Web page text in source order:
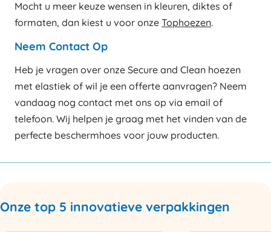
Mocht u meer keuze wensen in kleuren, diktes of
formaten, dan kiest u voor onze Tophoezen.
Neem Contact Op
Heb je vragen over onze Secure and Clean hoezen
met elastiek of wil je een offerte aanvragen? Neem
vandaag nog contact met ons op via email of
telefoon. Wij helpen je graag met het vinden van de
perfecte beschermhoes voor jouw producten.
Onze top 5 innovatieve verpakkingen